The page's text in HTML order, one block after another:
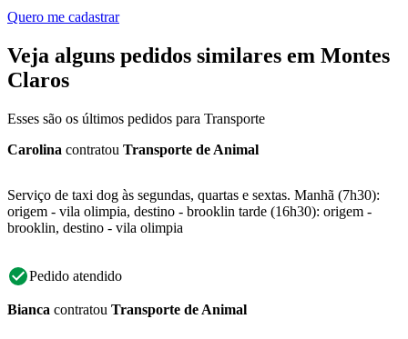
Quero me cadastrar
Veja alguns pedidos similares em Montes
Claros
Esses são os últimos pedidos para Transporte
Carolina contratou Transporte de Animal
Serviço de taxi dog às segundas, quartas e sextas. Manhã (7h30):
origem - vila olimpia, destino - brooklin tarde (16h30): origem -
brooklin, destino - vila olimpia
Pedido atendido
Bianca contratou Transporte de Animal